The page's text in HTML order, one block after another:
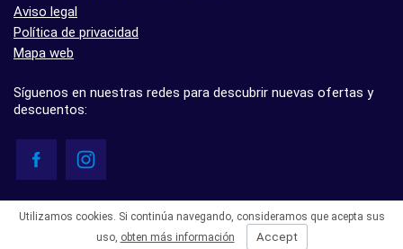
Aviso legal
Política de privacidad
Mapa web
Síguenos en nuestras redes para descubrir nuevas ofertas y
descuentos:
- 5.0 basado en 7 opiniones
Utilizamos cookies. Si continúa navegando, consideramos que acepta sus
uso, obten más información Accept